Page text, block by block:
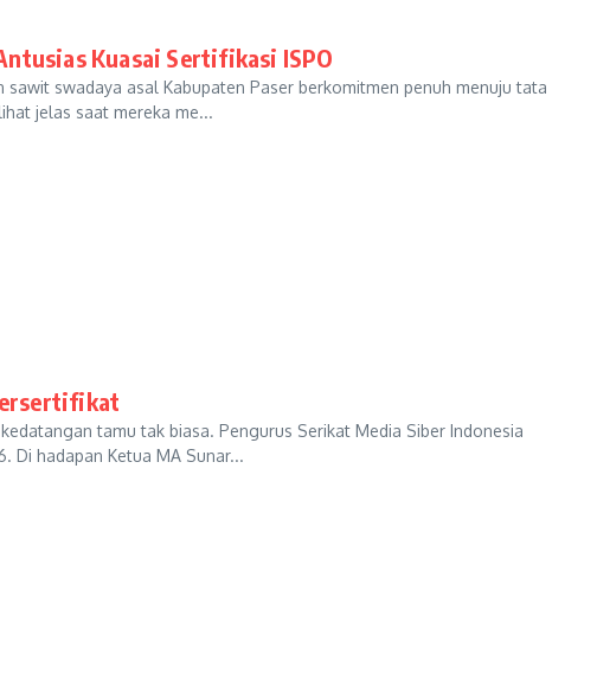
Kuasai Sertifikasi ISPO​
sawit swadaya asal Kabupaten Paser berkomitmen penuh menuju tata
jelas saat mereka me...
kedatangan tamu tak biasa. Pengurus Serikat Media Siber Indonesia
Di hadapan Ketua MA Sunar...